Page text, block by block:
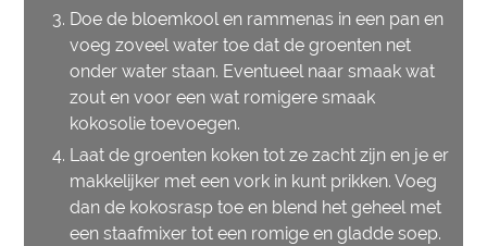
Doe de bloemkool en rammenas in een pan en
voeg zoveel water toe dat de groenten net
onder water staan. Eventueel naar smaak wat
zout en voor een wat romigere smaak
kokosolie toevoegen.
Laat de groenten koken tot ze zacht zijn en je er
makkelijker met een vork in kunt prikken. Voeg
dan de kokosrasp toe en blend het geheel met
een staafmixer tot een romige en gladde soep.